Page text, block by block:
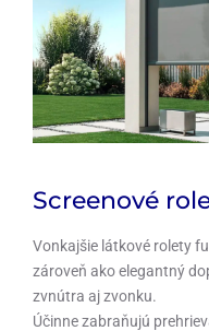
Screenové
Vonkajšie látkové rolety
zároveň ako elegantný
zvnútra aj zvonku.
Účinne zabraňujú